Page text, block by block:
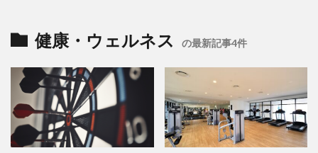
健康・ウェルネス の最新記事4件